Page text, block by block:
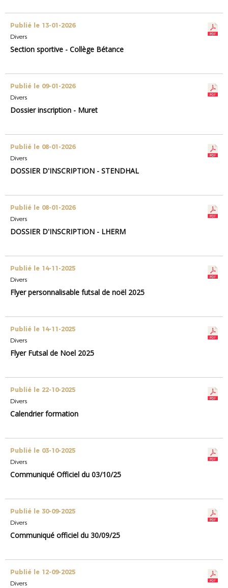
Publié le 13-01-2026
Divers
Section sportive - Collège Bétance
Publié le 09-01-2026
Divers
Dossier inscription - Muret
Publié le 08-01-2026
Divers
DOSSIER D'INSCRIPTION - STENDHAL
Publié le 08-01-2026
Divers
DOSSIER D'INSCRIPTION - LHERM
Publié le 14-11-2025
Divers
Flyer personnalisable futsal de noël 2025
Publié le 14-11-2025
Divers
Flyer Futsal de Noel 2025
Publié le 22-10-2025
Divers
Calendrier formation
Publié le 03-10-2025
Divers
Communiqué Officiel du 03/10/25
Publié le 30-09-2025
Divers
Communiqué officiel du 30/09/25
Publié le 12-09-2025
Divers